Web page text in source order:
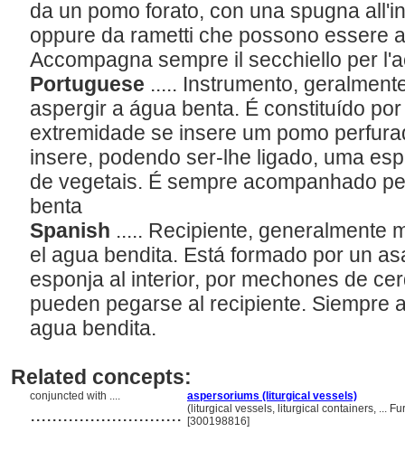
da un pomo forato, con una spugna
oppure da rametti che possono essere
Accompagna sempre il secchiello per
Portuguese ..... Instrumento,
aspergir a água benta. É constituído
extremidade se insere um pomo
insere, podendo ser-lhe ligado, uma
de vegetais. É sempre acompanhado
benta
Spanish ..... Recipiente, generalmente
el agua bendita. Está formado por un
esponja al interior, por mechones de
pueden pegarse al recipiente. Siempre
agua bendita.
Related concepts:
conjuncted with .... aspersoriums (liturgical vessels)
............................ (liturgical vessels, liturgical containers, ...
[300198816]